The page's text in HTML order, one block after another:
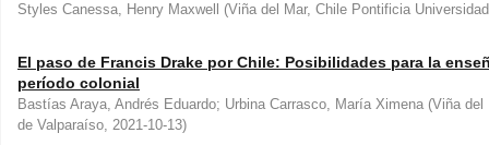
Styles Canessa, Henry Maxwell (Viña del Mar, Chile Pontificia
El paso de Francis Drake por Chile: Posibilidades para la
período colonial
Bastías Araya, Andrés Eduardo; Urbina Carrasco, María Ximena (Viña del
de Valparaíso, 2021-10-13)